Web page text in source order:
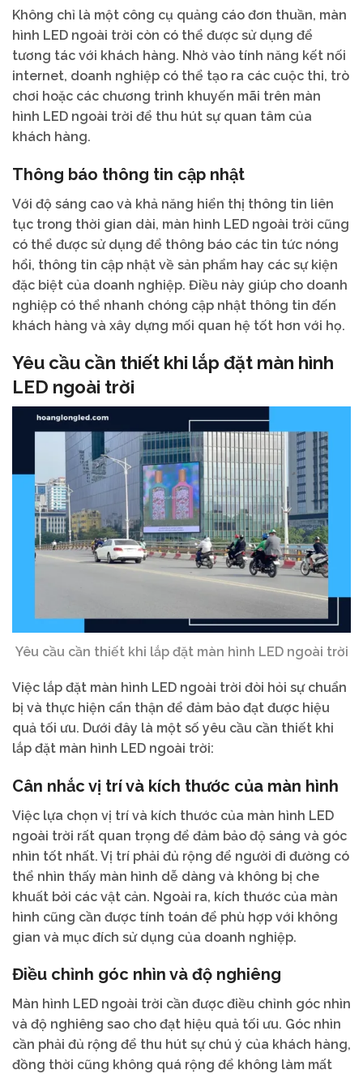
Không chỉ là một công cụ quảng cáo đơn thuần, màn
hình LED ngoài trời còn có thể được sử dụng để
tương tác với khách hàng. Nhờ vào tính năng kết nối
internet, doanh nghiệp có thể tạo ra các cuộc thi, trò
chơi hoặc các chương trình khuyến mãi trên màn
hình LED ngoài trời để thu hút sự quan tâm của
khách hàng.
Thông báo thông tin cập nhật
Với độ sáng cao và khả năng hiển thị thông tin liên
tục trong thời gian dài, màn hình LED ngoài trời cũng
có thể được sử dụng để thông báo các tin tức nóng
hổi, thông tin cập nhật về sản phẩm hay các sự kiện
đặc biệt của doanh nghiệp. Điều này giúp cho doanh
nghiệp có thể nhanh chóng cập nhật thông tin đến
khách hàng và xây dựng mối quan hệ tốt hơn với họ.
Yêu cầu cần thiết khi lắp đặt màn hình
LED ngoài trời
Yêu cầu cần thiết khi lắp đặt màn hình LED ngoài trời
Việc lắp đặt màn hình LED ngoài trời đòi hỏi sự chuẩn
bị và thực hiện cẩn thận để đảm bảo đạt được hiệu
quả tối ưu. Dưới đây là một số yêu cầu cần thiết khi
lắp đặt màn hình LED ngoài trời:
Cân nhắc vị trí và kích thước của màn hình
Việc lựa chọn vị trí và kích thước của màn hình LED
ngoài trời rất quan trọng để đảm bảo độ sáng và góc
nhìn tốt nhất. Vị trí phải đủ rộng để người đi đường có
thể nhìn thấy màn hình dễ dàng và không bị che
khuất bởi các vật cản. Ngoài ra, kích thước của màn
hình cũng cần được tính toán để phù hợp với không
gian và mục đích sử dụng của doanh nghiệp.
Điều chỉnh góc nhìn và độ nghiêng
Màn hình LED ngoài trời cần được điều chỉnh góc nhìn
và độ nghiêng sao cho đạt hiệu quả tối ưu. Góc nhìn
cần phải đủ rộng để thu hút sự chú ý của khách hàng,
đồng thời cũng không quá rộng để không làm mất